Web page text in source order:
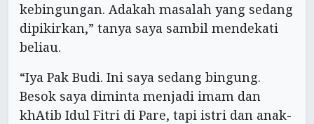
kebingungan. Adakah masalah yang sedang
dipikirkan,” tanya saya sambil mendekati
beliau.
“Iya Pak Budi. Ini saya sedang bingung.
Besok saya diminta menjadi imam dan
khAtib Idul Fitri di Pare, tapi istri dan anak-